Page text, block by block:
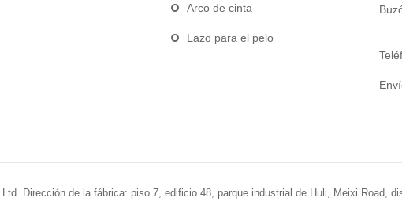
Arco de cinta
Lazo para el pelo
Dirección de la fábrica: piso 7, edificio 48, parque industrial de Huli, Meixi Road,